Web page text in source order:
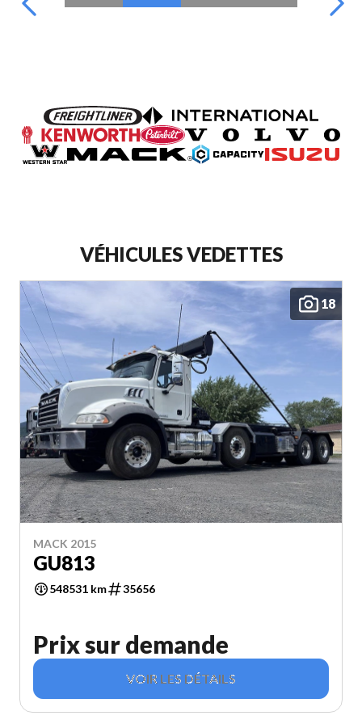
VÉHICULES VEDETTES
18
MACK 2015
GU813
548531 km 35656
Prix sur demande
VOIR LES DÉTAILS